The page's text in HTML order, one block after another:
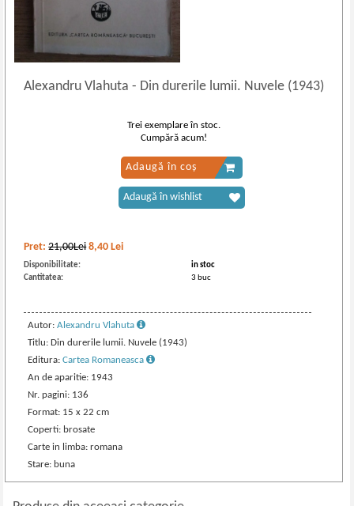
Alexandru Vlahuta- Din durerile lumii. Nuvele (1943)
Pret:21,00Lei 8,40 Lei
Disponibilitate:
in stoc
Cantitatea:
3 buc
Autor:Alexandru Vlahuta
Titlu: Din durerile lumii. Nuvele (1943)
Editura:Cartea Romaneasca
An de aparitie: 1943
Nr. pagini: 136
Format: 15 x 22 cm
Coperti: brosate
Carte in limba: romana
Stare: buna
Trei exemplare în stoc.
Cumpără acum!
Adaugă în coș
Adaugă în wishlist